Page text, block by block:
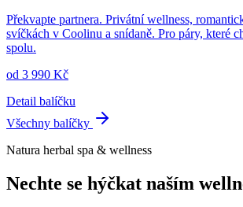
Překvapte partnera. Privátní wellness,
svíčkách v Coolinu a snídaně. Pro páry, které
spolu.
od 3 990 Kč
Detail balíčku
Všechny balíčky
Natura herbal spa & wellness
Nechte se hýčkat naším